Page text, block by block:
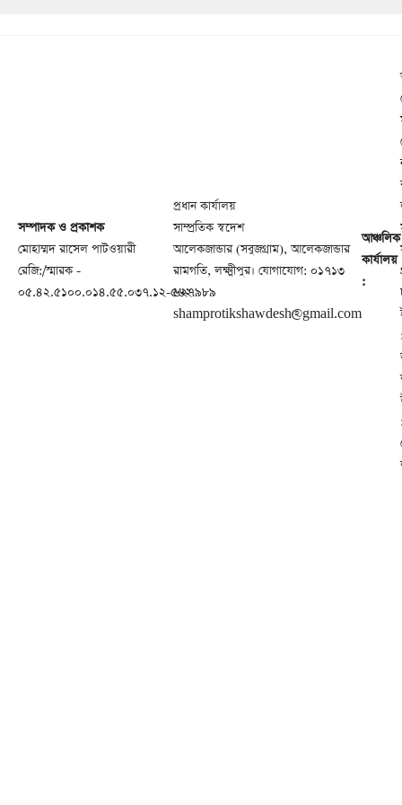
সম্পাদক ও প্রকাশক
মোহাম্মদ রাসেল পাটওয়ারী
রেজি:/স্মারক -
০৫.৪২.৫১০০.০১৪.৫৫.০৩৭.১২-৫৬২
প্রধান কার্যালয়
সাম্প্রতিক স্বদেশ
আলেকজান্ডার (সবুজগ্রাম), আলেকজান্ডার
রামগতি, লক্ষ্মীপুর। যোগাযোগ: ০১৭১৩
৬২৭৯৮৯
shamprotikshawdesh@gmail.com
আঞ্চলিক
কার্যালয়
: